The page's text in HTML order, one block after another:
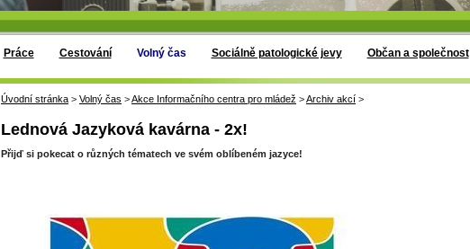
Práce Cestování Volný čas Sociálně patologické jevy Občan a společnost
Úvodní stránka > Volný čas >Akce Informačního centra pro mládež >Archiv akcí >
Lednová Jazyková kavárna - 2x!
Přijď si pokecat o různých tématech ve svém oblíbeném jazyce!